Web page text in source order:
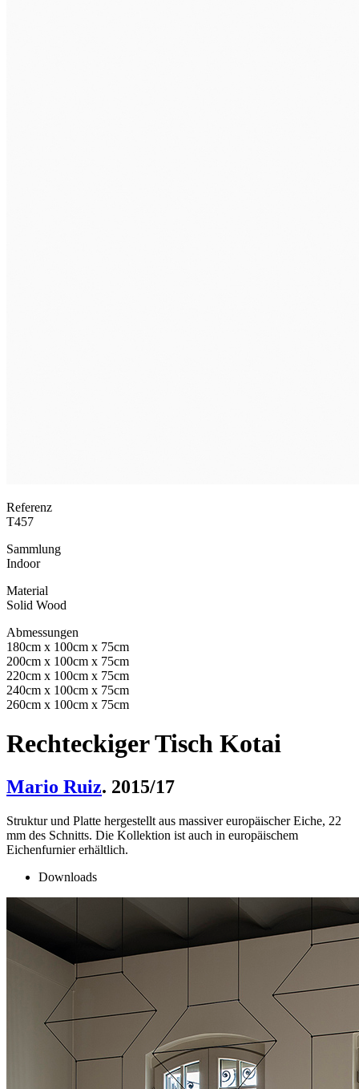
Referenz
T457
Sammlung
Indoor
Material
Solid Wood
Abmessungen
180cm x 100cm x 75cm
200cm x 100cm x 75cm
220cm x 100cm x 75cm
240cm x 100cm x 75cm
260cm x 100cm x 75cm
Rechteckiger Tisch Kotai
Mario Ruiz. 2015/17
Struktur und Platte hergestellt aus massiver europäischer Eiche, 22
mm des Schnitts. Die Kollektion ist auch in europäischem
Eichenfurnier erhältlich.
Downloads